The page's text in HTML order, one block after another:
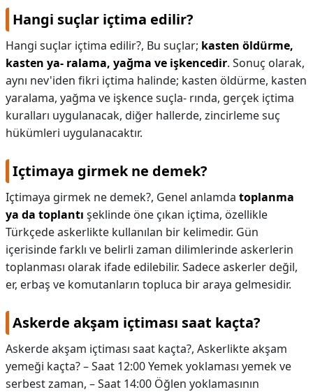
Hangi suçlar içtima edilir?
Hangi suçlar içtima edilir?, Bu suçlar; kasten öldürme,
kasten ya- ralama, yağma ve işkencedir. Sonuç olarak,
aynı nev'iden fikri içtima halinde; kasten öldürme, kasten
yaralama, yağma ve işkence suçla- rında, gerçek içtima
kuralları uygulanacak, diğer hallerde, zincirleme suç
hükümleri uygulanacaktır.
Içtimaya girmek ne demek?
Içtimaya girmek ne demek?, Genel anlamda toplanma
ya da toplantı şeklinde öne çıkan içtima, özellikle
Türkçede askerlikte kullanılan bir kelimedir. Gün
içerisinde farklı ve belirli zaman dilimlerinde askerlerin
toplanması olarak ifade edilebilir. Sadece askerler değil,
er, erbaş ve komutanların topluca bir araya gelmesidir.
Askerde akşam içtiması saat kaçta?
Askerde akşam içtiması saat kaçta?, Askerlikte akşam
yemeği kaçta? – Saat 12:00 Yemek yoklaması yemek ve
serbest zaman, – Saat 14:00 Öğlen yoklamasının